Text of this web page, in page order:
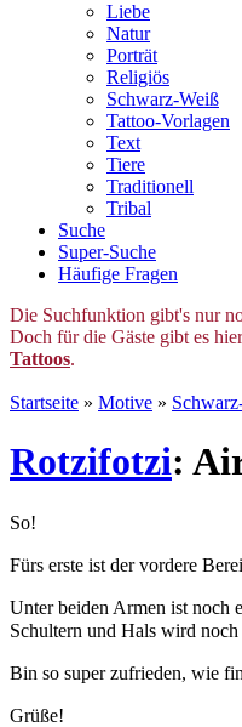
Liebe
Natur
Porträt
Religiös
Schwarz-Weiß
Tattoo-Vorlagen
Text
Tiere
Traditionell
Tribal
Suche
Super-Suche
Häufige Fragen
Die Suchfunktion gibt's nur
Doch für die Gäste gibt es
Tattoos.
Startseite » Motive »
Rotzifotzi:
So!
Fürs erste ist der vordere
Unter beiden Armen ist noch
Schultern und Hals wird
Bin so super zufrieden, wie
Grüße!